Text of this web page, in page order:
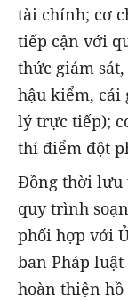
tài chính; cơ
tiếp cận với
thức giám
hậu kiểm, cái
lý trực tiếp);
thí điểm đột
Đồng thời lưu
quy trình
phối hợp với
ban Pháp luật
hoàn thiện hồ